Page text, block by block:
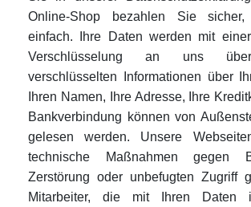
Online-Shop bezahlen Sie
einfach. Ihre Daten werden mit
Verschlüsselung an uns
verschlüsselten Informationen über
Ihren Namen, Ihre Adresse, Ihre
Bankverbindung können von
gelesen werden. Unsere
technische Maßnahmen gegen
Zerstörung oder unbefugten Zugriff
Mitarbeiter, die mit Ihren Daten